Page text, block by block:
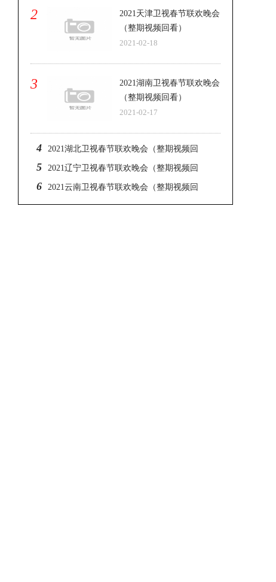
2
2021天津卫视春节联欢晚会
（整期视频回看）
2021-02-18
3
2021湖南卫视春节联欢晚会
（整期视频回看）
2021-02-17
4 2021湖北卫视春节联欢晚会（整期视频回
看）
5 2021辽宁卫视春节联欢晚会（整期视频回
看）
6 2021云南卫视春节联欢晚会（整期视频回
看）